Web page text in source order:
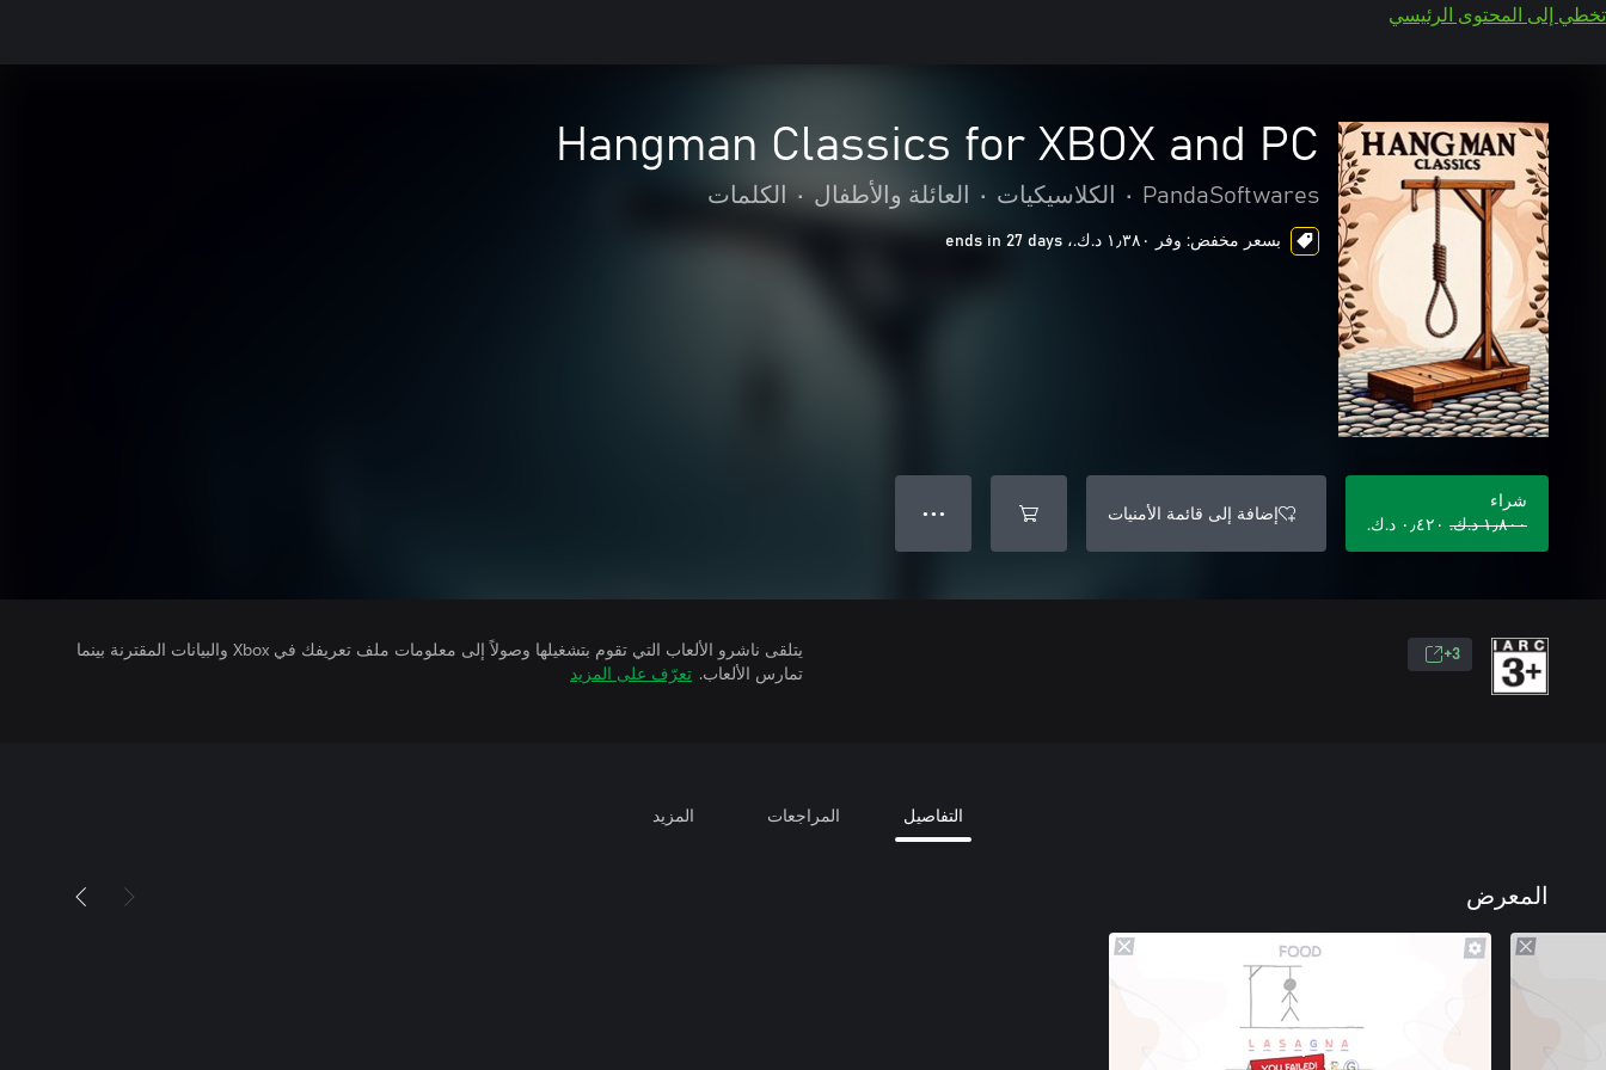
تخطي إلى المحتوى الرئيسي
Hangman Classics for XBOX and PC
PandaSoftwares
• الكلاسيكيات • العائلة والأطفال • الكلمات
بسعر مخفض: وفر ١٫٣٨٠ د.ك.‏، ends in 27 days
شراء
١٫٨٠٠ د.ك.‏
٠٫٤٢٠ د.ك.‏
إضافة إلى قائمة الأمنيات ● ● ●
3+
يتلقى ناشرو الألعاب التي تقوم بتشغيلها وصولاً إلى معلومات ملف تعريفك في Xbox والبيانات المقترنة بينما
تمارس الألعاب. تعرّف على المزيد
التفاصيل المراجعات المزيد
المعرض